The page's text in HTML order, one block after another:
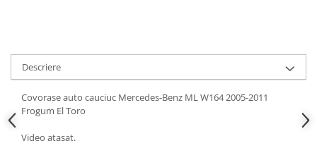
Prelate Auto
Stergatoare Parbriz
Suport Auto Ochelari
Descriere
Covorase auto cauciuc Mercedes-Benz ML W164 2005-2011
Frogum El Toro
Video atasat.